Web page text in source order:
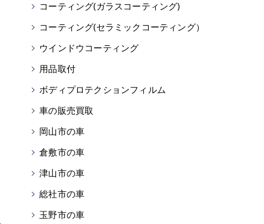
コーティング(ガラスコーティング)
コーティング(セラミックコーティング）
ウインドウコーティング
用品取付
ボディプロテクションフィルム
車の販売買取
岡山市の車
倉敷市の車
津山市の車
総社市の車
玉野市の車